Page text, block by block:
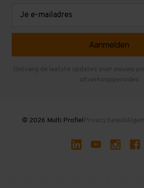
Verdiepingsvloeren
Gebruikte entresolvloeren
Ontvang de laatste updates over nieuwe
uitverkoopperiodes
© 2026 Multi ProfielPrivacy beleid